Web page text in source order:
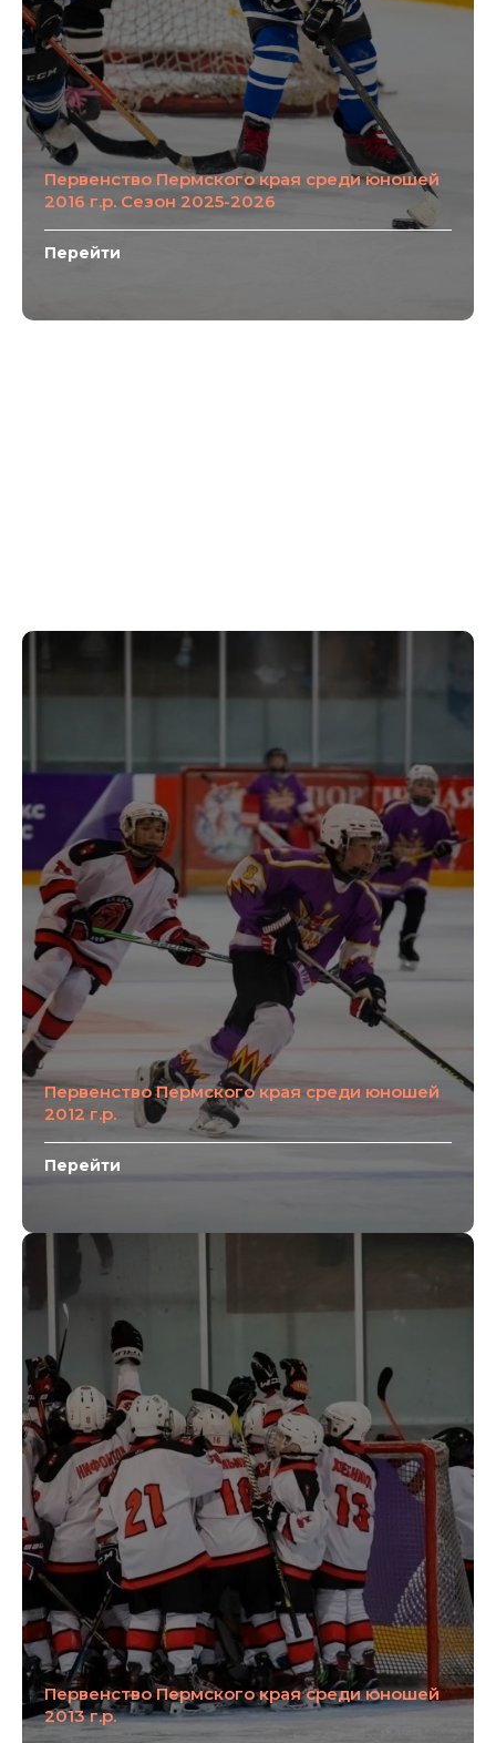
Первенство Пермского края среди юношей
2016 г.р. Сезон 2025-2026
Перейти
Первенство Пермского края среди юношей
2012 г.р.
Перейти
Первенство Пермского края среди юношей
2013 г.р.